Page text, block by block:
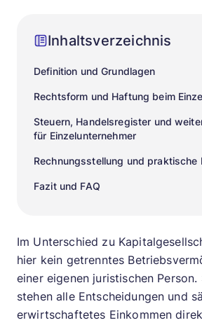
Inhaltsverzeichnis
Definition und Grundlagen
Rechtsform und Haftung beim
Steuern, Handelsregister und
für Einzelunternehmer
Rechnungsstellung und praktische
Fazit und FAQ
Im Unterschied zu
hier kein getrenntes
einer eigenen juristischen Person.
stehen alle Entscheidungen und
erwirtschaftetes Einkommen